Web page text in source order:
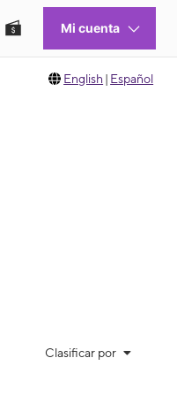
English | Español
Clasificar por